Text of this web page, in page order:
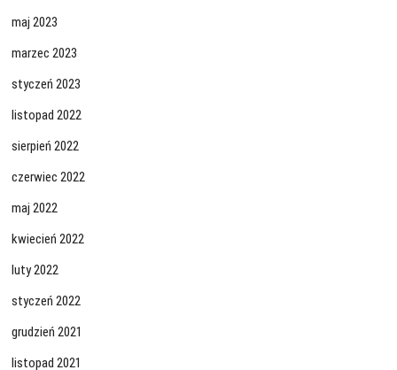
maj 2023
marzec 2023
styczeń 2023
listopad 2022
sierpień 2022
czerwiec 2022
maj 2022
kwiecień 2022
luty 2022
styczeń 2022
grudzień 2021
listopad 2021